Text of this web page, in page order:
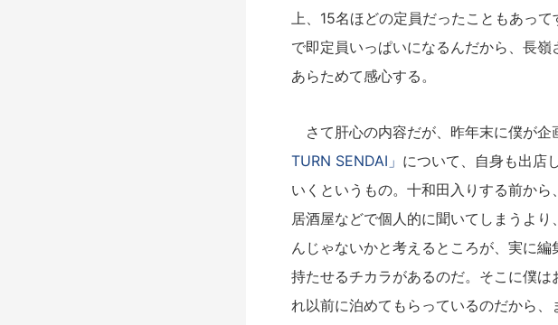
上、15名ほどの定員だったこともあっ
で即定員いっぱいになるんだから、長
あらためて感心する。
さて肝心の内容だが、昨年末に僕が企
TURN SENDAI」 について、自身も出店
いくというもの。十和田入りする前か
居酒屋などで個人的に聞いてしまうよ
んじゃないかと考えるところが、実に
持たせるチカラがあるのだ。そこに僕
れ以前に泊めてもらっているのだから、